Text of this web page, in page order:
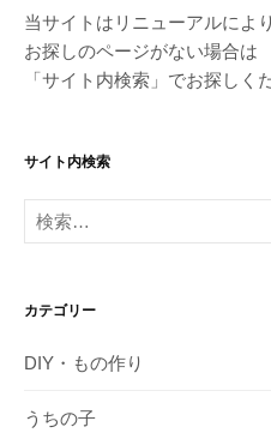
当サイトはリニューアルによ
お探しのページがない場合は
「サイト内検索」でお探しく
サイト内検索
検
索:
カテゴリー
DIY・もの作り
うちの子